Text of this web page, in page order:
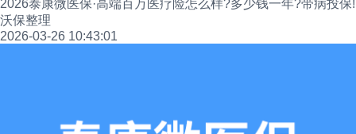
2026泰康微医保·高端百万医疗险怎么样?多少钱一年?带病投保!
沃保整理
2026-03-26 10:43:01